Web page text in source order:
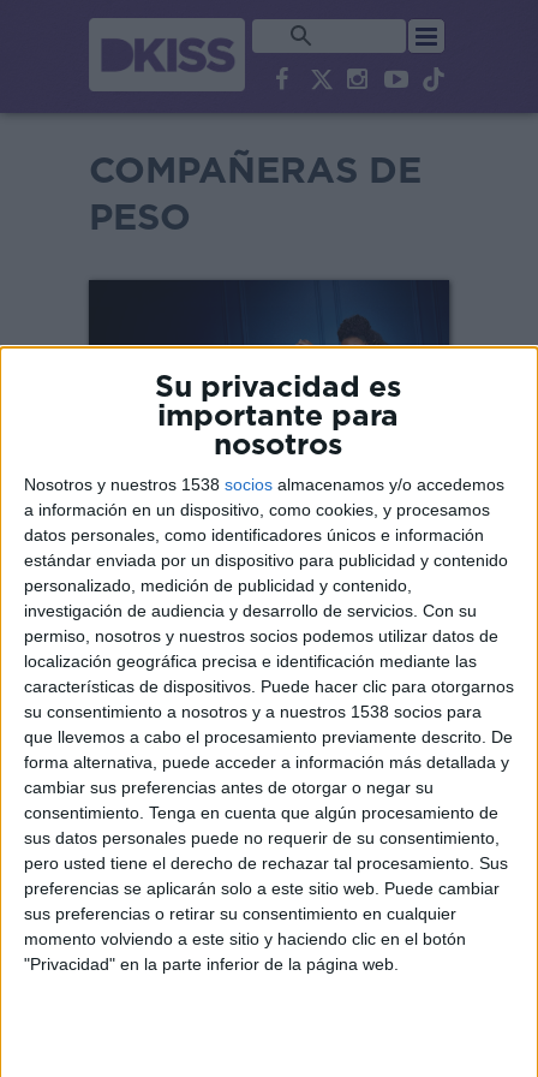
Su privacidad es
importante para
nosotros
Nosotros y nuestros 1538 socios almacenamos y/o accedemos
a información en un dispositivo, como cookies, y procesamos
datos personales, como identificadores únicos e información
estándar enviada por un dispositivo para publicidad y contenido
personalizado, medición de publicidad y contenido,
investigación de audiencia y desarrollo de servicios. Con su
permiso, nosotros y nuestros socios podemos utilizar datos de
localización geográfica precisa e identificación mediante las
características de dispositivos. Puede hacer clic para otorgarnos
su consentimiento a nosotros y a nuestros 1538 socios para
que llevemos a cabo el procesamiento previamente descrito. De
forma alternativa, puede acceder a información más detallada y
cambiar sus preferencias antes de otorgar o negar su
consentimiento. Tenga en cuenta que algún procesamiento de
sus datos personales puede no requerir de su consentimiento,
pero usted tiene el derecho de rechazar tal procesamiento. Sus
preferencias se aplicarán solo a este sitio web. Puede cambiar
sus preferencias o retirar su consentimiento en cualquier
momento volviendo a este sitio y haciendo clic en el botón
"Privacidad" en la parte inferior de la página web.
COMPAÑERAS DE
PESO
SINOPSIS
Nesha y Jaz son dos amigas que se
conocieron a través de Internet y
decidieron ser compañeras de piso,
ya que tienen el mismo estilo de
vida. Juntas abordan los problemas
y situaciones del día a día,
compartiendo su interés por la
comida y su amor por la hija de Jaz,
Nana. El dúo lidia con la tensión de
vivir en la misma casa, el
sentimiento de superación
constante y la lucha por mejorar sus
condiciones físicas y lograr perder